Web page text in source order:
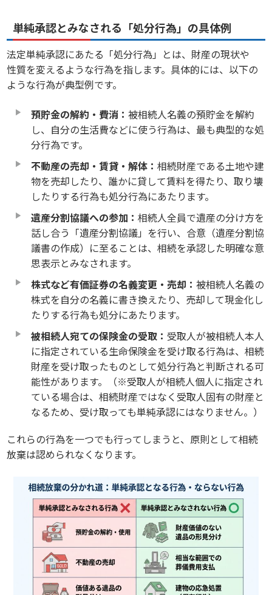
単純承認とみなされる「処分行為」の具体例
法定単純承認にあたる「処分行為」とは、財産の現状や
性質を変えるような行為を指します。具体的には、以下の
ような行為が典型例です。
預貯金の解約・費消：被相続人名義の預貯金を解約
し、自分の生活費などに使う行為は、最も典型的な処
分行為です。
不動産の売却・賃貸・解体：相続財産である土地や建
物を売却したり、誰かに貸して賃料を得たり、取り壊
したりする行為も処分行為にあたります。
遺産分割協議への参加：相続人全員で遺産の分け方を
話し合う「遺産分割協議」を行い、合意（遺産分割協
議書の作成）に至ることは、相続を承認した明確な意
思表示とみなされます。
株式など有価証券の名義変更・売却：被相続人名義の
株式を自分の名義に書き換えたり、売却して現金化し
たりする行為も処分にあたります。
被相続人宛ての保険金の受取： 受取人が被相続人本人
に指定されている生命保険金を受け取る行為は、相続
財産を受け取ったものとして処分行為と判断される可
能性があります。（※受取人が相続人個人に指定され
ている場合は、相続財産ではなく受取人固有の財産と
なるため、受け取っても単純承認にはなりません。）
これらの行為を一つでも行ってしまうと、原則として相続
放棄は認められなくなります。